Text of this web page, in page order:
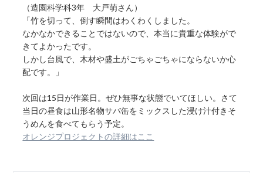
（造園科学科3年 大戸萌さん）
「竹を切って、倒す瞬間はわくわくしました。
なかなかできることではないので、本当に貴重な体験がで
きてよかったです。
しかし台風で、木材や盛土がごちゃごちゃにならないか心
配です。」
次回は15日が作業日。ぜひ無事な状態でいてほしい。さて
当日の昼食は山形名物サバ缶をミックスした浸け汁付きそ
うめんを食べてもらう予定。
オレンジプロジェクトの詳細はここ